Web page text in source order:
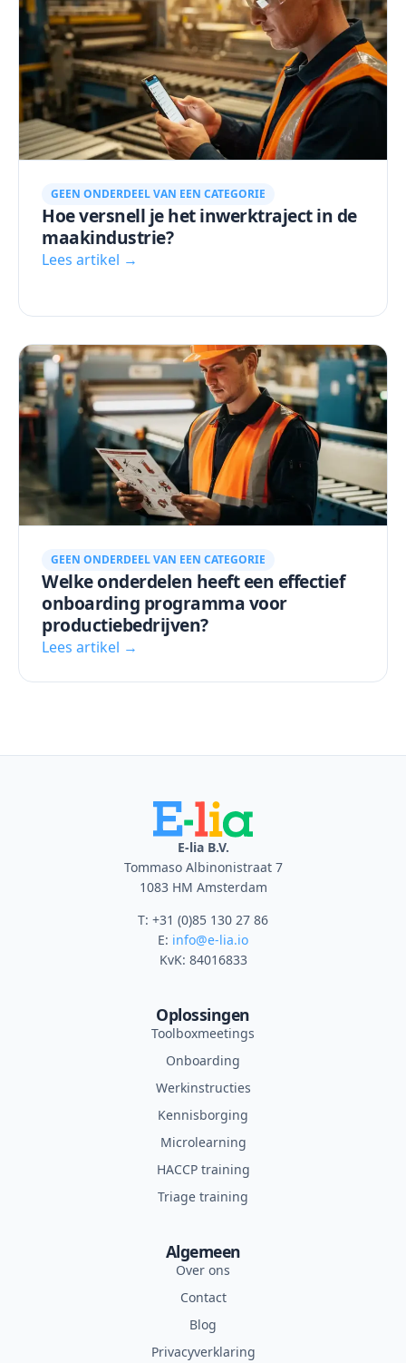
GEEN ONDERDEEL VAN EEN CATEGORIE
Hoe versnell je het inwerktraject in de
maakindustrie?
Lees artikel →
GEEN ONDERDEEL VAN EEN CATEGORIE
Welke onderdelen heeft een effectief
onboarding programma voor
productiebedrijven?
Lees artikel →
E-lia B.V.
Tommaso Albinonistraat 7
1083 HM Amsterdam
T: +31 (0)85 130 27 86
E: info@e-lia.io
KvK: 84016833
Oplossingen
Toolboxmeetings
Onboarding
Werkinstructies
Kennisborging
Microlearning
HACCP training
Triage training
Algemeen
Over ons
Contact
Blog
Privacyverklaring